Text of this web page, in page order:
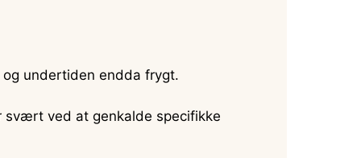
undertiden endda frygt.
svært ved at genkalde specifikke